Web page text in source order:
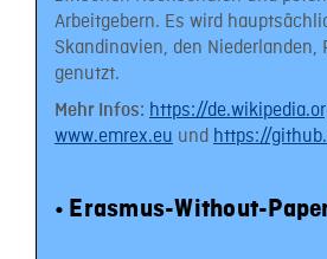
Arbeitgebern. Es wird
Skandinavien, den Niederlanden,
genutzt.
Mehr Infos: https://
www.emrex.eu und https://
• Erasmus-Without-